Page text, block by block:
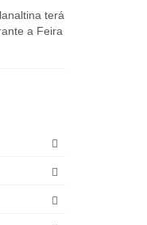
terá
a Feira